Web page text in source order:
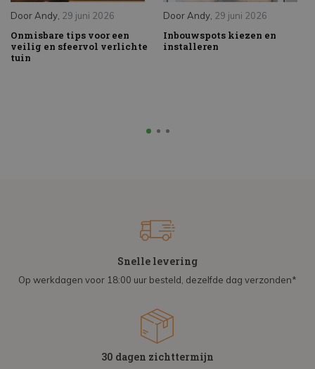
DoorAndy, 29 juni 2026
Onmisbare tips voor een
veilig en sfeervol verlichte
tuin
DoorAndy, 29 juni 2026
Inbouwspots kiezen en
installeren
Snelle levering
Op werkdagen voor 18:00 uur besteld, dezelfde dag verzonden*
30 dagen zichttermijn